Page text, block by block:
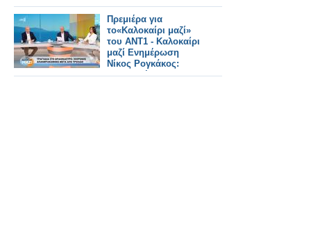
Πρεμιέρα για
το«Καλοκαίρι μαζί»
του ΑΝΤ1 - Καλοκαίρι
μαζί Ενημέρωση
Νίκος Ρογκάκος:
«Επιλογή του